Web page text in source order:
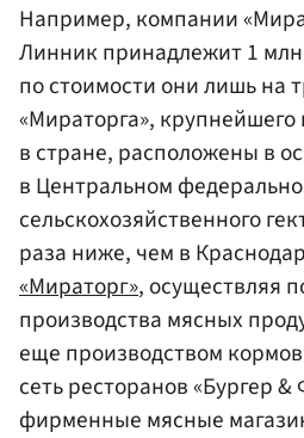
Например, компании
Линник принадлежит 1
по стоимости они лишь на
«Мираторга»,
в стране, расположены в
в Центральном
сельскохозяйственного
раза ниже, чем в
«Мираторг», осуществляя
производства мясных
еще производством
сеть ресторанов «Бургер &
фирменные мясные